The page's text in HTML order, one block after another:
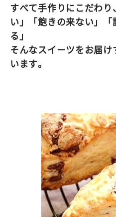
すべて手作りにこだわ
い」「飽きの来ない」
る」
そんなスイーツをお届
います。